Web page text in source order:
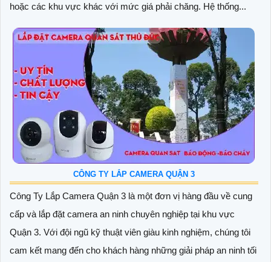
hoặc các khu vực khác với mức giá phải chăng. Hệ thống...
CÔNG TY LẮP CAMERA QUẬN 3
Công Ty Lắp Camera Quận 3 là một đơn vị hàng đầu về cung
cấp và lắp đặt camera an ninh chuyên nghiệp tại khu vực
Quận 3. Với đội ngũ kỹ thuật viên giàu kinh nghiệm, chúng tôi
cam kết mang đến cho khách hàng những giải pháp an ninh tối